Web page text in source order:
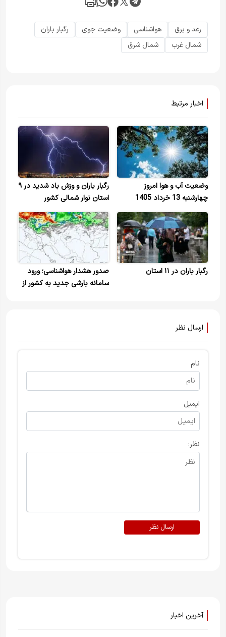
رعد و برق هواشناسی وضعیت جوی
رگبار باران
شمال غرب
شمال شرق
اخبار مرتبط
وضعیت آب و هوا امروز
چهارشنبه 13 خرداد 1405
رگبار باران و وزش باد شدید در ۹
استان نوار شمالی کشور
رگبار باران در ۱۱ استان
صدور هشدار هواشناسی؛ ورود
سامانه بارشی جدید به کشور از
ارسال نظر
نام
ایمیل
نظر:
ارسال نظر
آخرین اخبار